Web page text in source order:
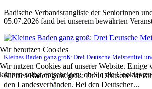
Badische Verbandsrangliste der Seniorinnen
05.07.2026 fand bei unserem bewährten
Kleines Baden ganz groß: Drei Deutsche Meistertitel
Kleines Baden ganz groß: Drei Deutsche
den Landesverbänden. Bei den Deutschen...
Wir benutzen Cookies
Wir nutzen Cookies auf unserer Website. Einige
können selbst entscheiden, ob Sie die Cookies